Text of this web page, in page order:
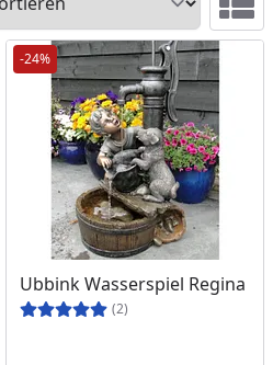
-24%
Ubbink Wasserspiel Regina
(2)